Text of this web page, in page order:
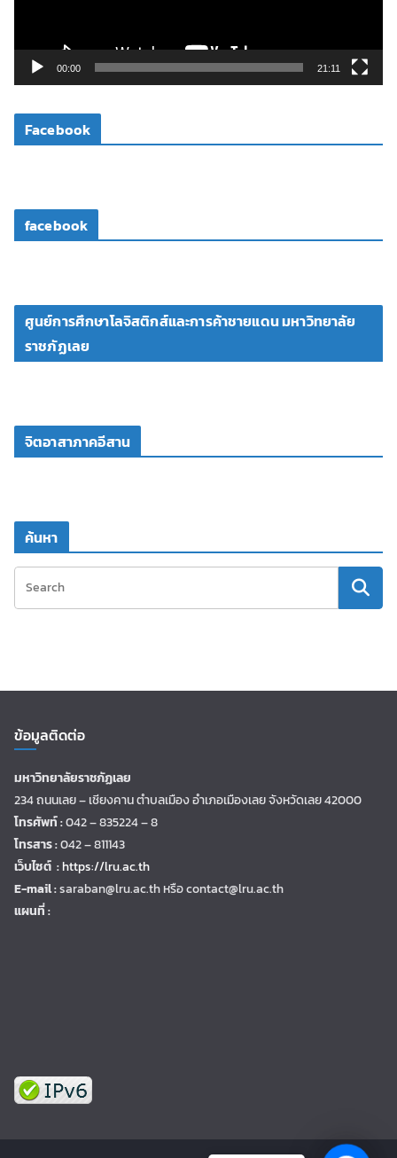
ดี
โ
00:00 21:11
Facebook
facebook
ศูนย์การศึกษาโลจิสติกส์และการค้าชายแดน มหาวิทยาลัย
ราชภัฏเลย
จิตอาสาภาคอีสาน
ค้นหา
ข้อมูลติดต่อ
มหาวิทยาลัยราชภัฏเลย
234 ถนนเลย – เชียงคาน ตำบลเมือง อำเภอเมืองเลย จังหวัดเลย 42000
โทรศัพท์ :042 – 835224 – 8
โทรสาร :042 – 811143
เว็บไซต์ :https://lru.ac.th
E-mail :saraban@lru.ac.thหรือ contact@lru.ac.th
แผนที่ :